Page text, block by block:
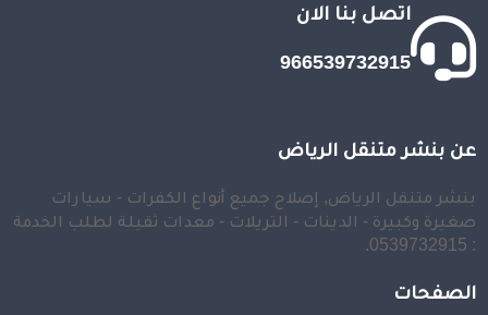
اتصل بنا الان
966539732915
عن بنشر متنقل الرياض
بنشر متنقل الرياض, إصلاح جميع أنواع الكفرات - سيارات
صغيرة وكبيرة - الدينات - التريلات - معدات ثقيلة لطلب الخدمة
: 0539732915.
الصفحات